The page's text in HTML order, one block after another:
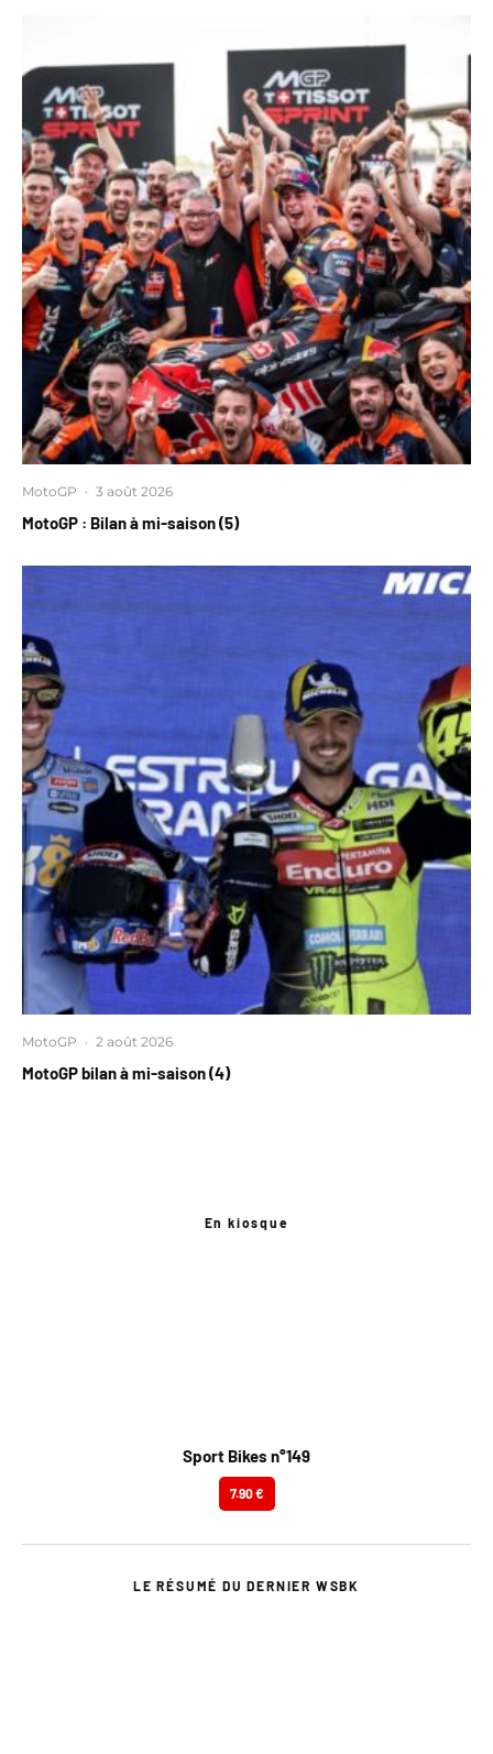
MotoGP · 3 août 2026
MotoGP : Bilan à mi-saison (5)
MotoGP · 2 août 2026
MotoGP bilan à mi-saison (4)
En kiosque
Sport Bikes n°149
7.90 €
LE RÉSUMÉ DU DERNIER WSBK